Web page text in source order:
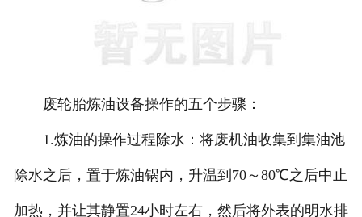
资质荣誉
联系我们
废轮胎炼油设备操作的五个步骤：
1.炼油的操作过程除水：将废机油收集到集油池
除水之后，置于炼油锅内，升温到70～80℃之后中止
加热，并让其静置24小时左右，然后将外表的明水排